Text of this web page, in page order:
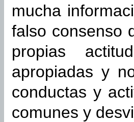
mucha
falso consenso
propias
apropiadas y
conductas y
comunes y